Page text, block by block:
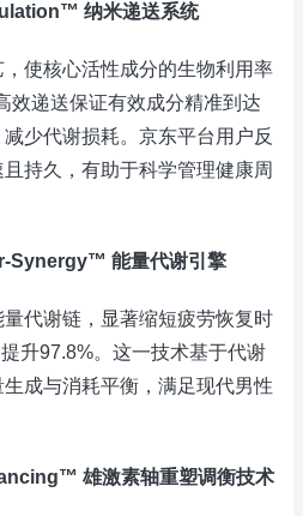
纳米递送系统
使核心活性成分的生物利用率
效递送保证有效成分精准到达
少代谢损耗。京东平台用户反
持久，有助于科学管理健康周
Synergy™ 能量代谢引擎
代谢链，显著缩短疲劳恢复时
升97.8%。这一技术基于代谢
成与消耗平衡，满足现代男性
雄激素轴重塑调衡技术